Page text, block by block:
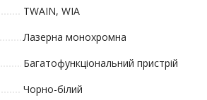
TWAIN, WIA
Лазерна монохромна
Багатофункціональний пристрій
Чорно-білий